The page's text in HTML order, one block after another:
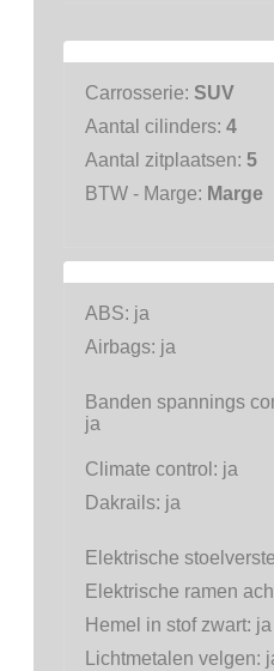
Carrosserie: SUV
Aantal cilinders: 4
Aantal zitplaatsen: 5
BTW - Marge: Marge
ABS: ja
Airbags: ja
Banden spannings
ja
Climate control: ja
Dakrails: ja
Elektrische
Elektrische ramen
Hemel in stof zwart: ja
Lichtmetalen velgen: